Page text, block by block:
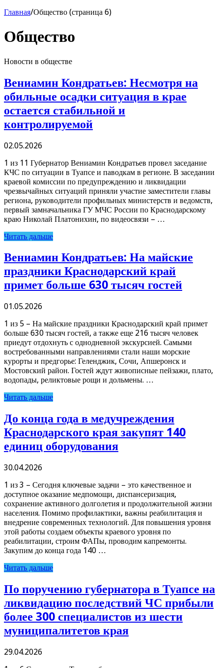
Главная/Общество (страница 6)
Общество
Новости в обществе
Вениамин Кондратьев: Несмотря на
обильные осадки ситуация в крае
остается стабильной и
контролируемой
02.05.2026
1 из 11 Губернатор Вениамин Кондратьев провел заседание
КЧС по ситуации в Туапсе и паводкам в регионе. В заседании
краевой комиссии по предупреждению и ликвидации
чрезвычайных ситуаций приняли участие заместители главы
региона, руководители профильных министерств и ведомств,
первый замначальника ГУ МЧС России по Краснодарскому
краю Николай Платонихин, по видеосвязи – …
Читать дальше
Вениамин Кондратьев: На майские
праздники Краснодарский край
примет больше 630 тысяч гостей
01.05.2026
1 из 5 – На майские праздники Краснодарский край примет
больше 630 тысяч гостей, а также еще 216 тысяч человек
приедут отдохнуть с однодневной экскурсией. Самыми
востребованными направлениями стали наши морские
курорты и предгорье: Геленджик, Сочи, Апшеронск и
Мостовский район. Гостей ждут живописные пейзажи, плато,
водопады, реликтовые рощи и дольмены. …
Читать дальше
До конца года в медучреждения
Краснодарского края закупят 140
единиц оборудования
30.04.2026
1 из 3 – Сегодня ключевые задачи – это качественное и
доступное оказание медпомощи, диспансеризация,
сохранение активного долголетия и продолжительной жизни
населения. Помимо профилактики, важны реабилитация и
внедрение современных технологий. Для повышения уровня
этой работы создаем объекты краевого уровня по
реабилитации, строим ФАПы, проводим капремонты.
Закупим до конца года 140 …
Читать дальше
По поручению губернатора в Туапсе на
ликвидацию последствий ЧС прибыли
более 300 специалистов из шести
муниципалитетов края
29.04.2026